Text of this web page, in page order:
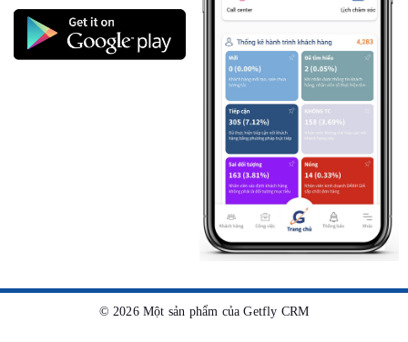
© 2026 Một sản phẩm của Getfly CRM